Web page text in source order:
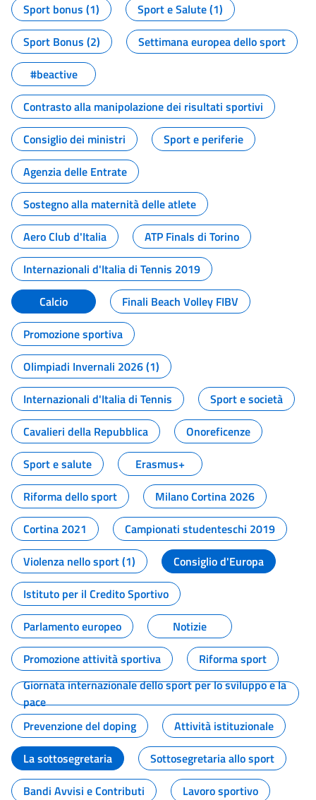
Sport bonus (1)
Sport e Salute (1)
Sport Bonus (2)
Settimana europea dello sport
#beactive
Contrasto alla manipolazione dei risultati sportivi
Consiglio dei ministri
Sport e periferie
Agenzia delle Entrate
Sostegno alla maternità delle atlete
Aero Club d'Italia
ATP Finals di Torino
Internazionali d'Italia di Tennis 2019
Calcio
Finali Beach Volley FIBV
Promozione sportiva
Olimpiadi Invernali 2026 (1)
Internazionali d'Italia di Tennis
Sport e società
Cavalieri della Repubblica
Onoreficenze
Sport e salute
Erasmus+
Riforma dello sport
Milano Cortina 2026
Cortina 2021
Campionati studenteschi 2019
Violenza nello sport (1)
Consiglio d'Europa
Istituto per il Credito Sportivo
Parlamento europeo
Notizie
Promozione attività sportiva
Riforma sport
Giornata internazionale dello sport per lo sviluppo e la
pace
Prevenzione del doping
Attività istituzionale
La sottosegretaria
Sottosegretaria allo sport
Bandi Avvisi e Contributi
Lavoro sportivo